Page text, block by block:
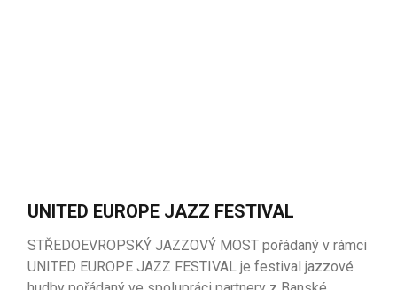
UNITED EUROPE JAZZ FESTIVAL
STŘEDOEVROPSKÝ JAZZOVÝ MOST pořádaný v rámci
UNITED EUROPE JAZZ FESTIVAL je festivaljazzové